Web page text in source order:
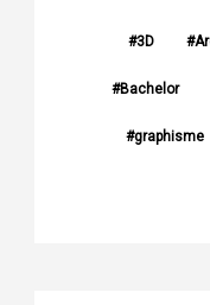
3D
Bachelor
graphisme